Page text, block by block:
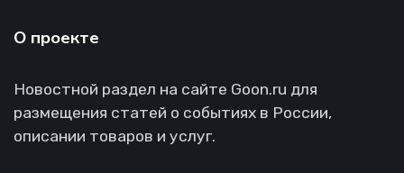
О проекте
Новостной раздел на сайте Goon.ru для
размещения статей о событиях в России,
описании товаров и услуг.